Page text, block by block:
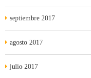
septiembre 2017
agosto 2017
julio 2017